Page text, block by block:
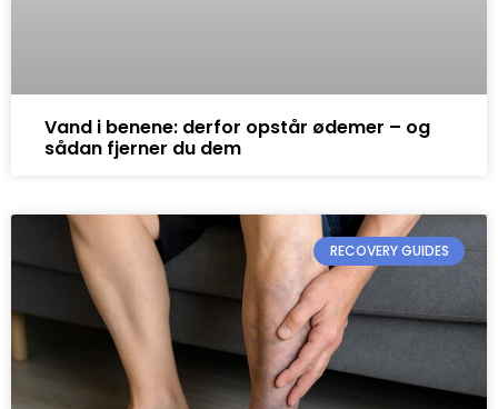
Vand i benene: derfor opstår ødemer – og
sådan fjerner du dem
RECOVERY GUIDES